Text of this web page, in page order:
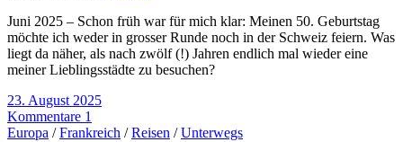
Juni 2025 – Schon früh war für mich klar: Meinen 50. Geburtstag
möchte ich weder in grosser Runde noch in der Schweiz feiern. Was
liegt da näher, als nach zwölf (!) Jahren endlich mal wieder eine
meiner Lieblingsstädte zu besuchen?
23. August 2025
Kommentare 1
Europa /Frankreich /Reisen /Unterwegs